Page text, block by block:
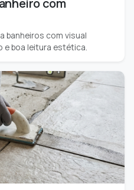
banheiros com visual
boa leitura estética.